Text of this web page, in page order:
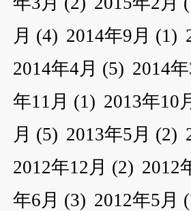
月 (4) 2014年9月 (1)
2014年4月 (5) 2014年
年11月 (1) 2013年10
月 (5) 2013年5月 (2)
2012年12月 (2) 2012
年6月 (3) 2012年5月